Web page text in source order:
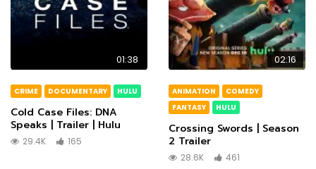
01:38
CRIME DOCUMENTARY HULU
Cold Case Files: DNA
Speaks | Trailer | Hulu
29.4K 165
02:16
ANIMATION
COMEDY
FANTASY
HULU
Crossing Swords | Season
2 Trailer
28.6K 461